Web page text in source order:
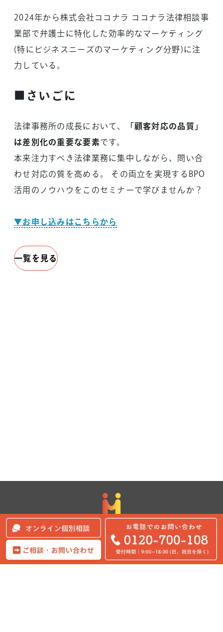
2024年から株式会社ココナラ ココナラ法律相談事
業部で弁護士に特化した効率的なマーケティング
(特にビジネスニーズのマーケティング分野)に注
力している。
■さいごに
法律事務所の成長において、
「顧客対応の品質」
は差別化の重要な要素です。
本来注力すべき法律業務に集中しながら、問い合
わせ対応の質を高める。 その両立を実現するBPO
活用のノウハウをこのセミナーで学びませんか？
▼お申し込みはこちらから
一覧を見る
CUBEが運営する電話代行サービスMyTeam108